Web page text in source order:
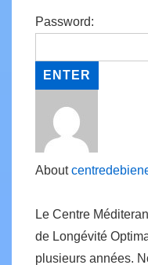
Password:
About
Le Centre
de Longévité
plusieurs années.